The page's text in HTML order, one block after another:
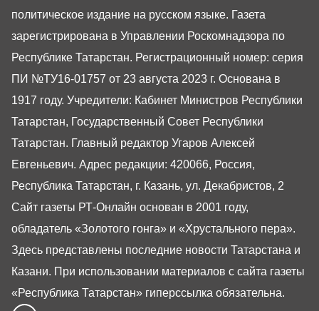
политическое издание на русском языке. Газета
зарегистрирована в Управлении Роскомнадзора по
Республике Татарстан. Регистрационный номер: серия
ПИ №ТУ16-01757 от 23 августа 2023 г. Основана в
1917 году. Учредители: Кабинет Министров Республики
Татарстан, Государственный Совет Республики
Татарстан. Главный редактор Угаров Алексей
Евгеньевич. Адрес редакции: 420066, Россия,
Республика Татарстан, г. Казань, ул. Декабристов, 2
Сайт газеты РТ-Онлайн основан в 2001 году,
обладатель «Золотого гонга» и «Хрустального пера».
Здесь представлены последние новости Татарстана и
Казани. При использовании материалов с сайта газеты
«Республика Татарстан» гиперссылка обязательна.